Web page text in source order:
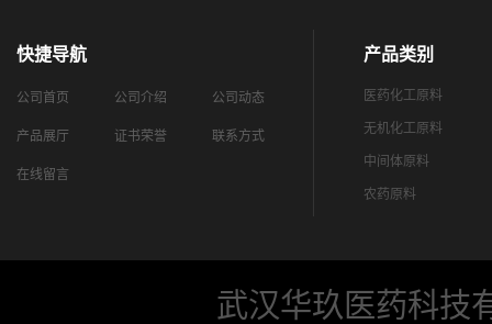
快捷导航
公司首页 公司介绍 公司动态
产品展厅 证书荣誉 联系方式
在线留言
产品类别
医药化工原料
无机化工原料
中间体原料
农药原料
武汉华玖医药科技